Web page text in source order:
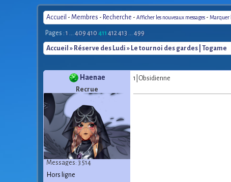
Accueil - Membres - Recherche - Afficher les nouveaux messages - Marquer
Pages : 1 ... 409 410 411 412413 ... 499
Accueil » Réserve des Ludi » Le tournoi des gardes | Togame
Haenae
Recrue
Messages: 3 514
1|Obsidienne
Hors ligne